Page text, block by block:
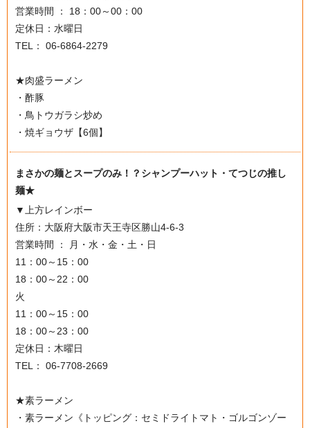
営業時間 ： 18：00～00：00
定休日：水曜日
TEL： 06-6864-2279
★肉盛ラーメン
・酢豚
・鳥トウガラシ炒め
・焼ギョウザ【6個】
まさかの麺とスープのみ！？シャンプーハット・てつじの推し
麺★
▼上方レインボー
住所：大阪府大阪市天王寺区勝山4-6-3
営業時間 ： 月・水・金・土・日
11：00～15：00
18：00～22：00
火
11：00～15：00
18：00～23：00
定休日：木曜日
TEL： 06-7708-2669
★素ラーメン
・素ラーメン《トッピング：セミドライトマト・ゴルゴンゾー